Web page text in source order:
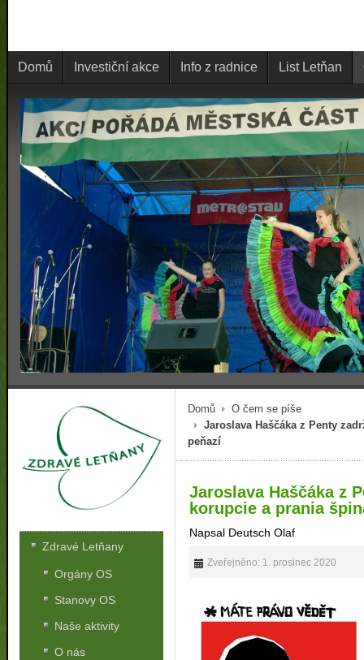
Domů Investiční akce Info z radnice List Letňan
Domů
O čem se píše
Jaroslava Haščáka z Penty
peňazí
Jaroslava Haščáka z
korupcie a prania
Napsal Deutsch Olaf
Zveřejněno: 1. prosinec 2020
Zdravé Letňany
Orgány OS
Stanovy OS
Naše aktivity
O nás